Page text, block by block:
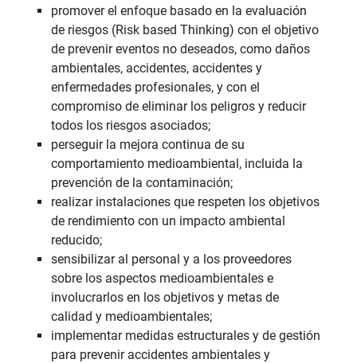
promover el enfoque basado en la evaluación
de riesgos (Risk based Thinking) con el objetivo
de prevenir eventos no deseados, como daños
ambientales, accidentes, accidentes y
enfermedades profesionales, y con el
compromiso de eliminar los peligros y reducir
todos los riesgos asociados;
perseguir la mejora continua de su
comportamiento medioambiental, incluida la
prevención de la contaminación;
realizar instalaciones que respeten los objetivos
de rendimiento con un impacto ambiental
reducido;
sensibilizar al personal y a los proveedores
sobre los aspectos medioambientales e
involucrarlos en los objetivos y metas de
calidad y medioambientales;
implementar medidas estructurales y de gestión
para prevenir accidentes ambientales y